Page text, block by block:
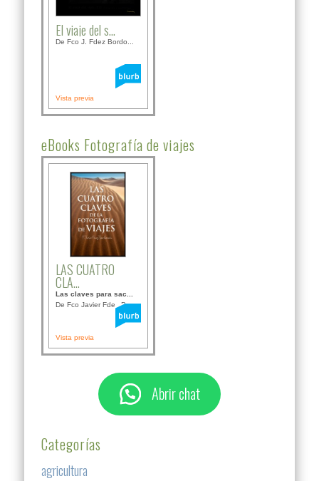
El viaje del s...
De Fco J. Fdez Bordo...
Vista previa
eBooks Fotografía de viajes
LAS CUATRO
CLA...
Las claves para sac...
De Fco Javier Fdez B...
Vista previa
Abrir chat
Categorías
agricultura